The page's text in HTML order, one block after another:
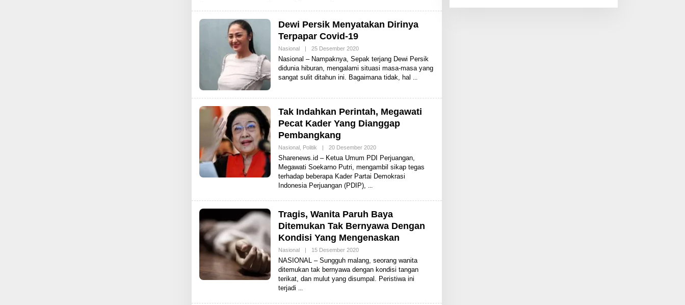
N
E
Dewi Persik Menyatakan Dirinya
Terpapar Covid-19
Nasional | 25 Desember 2020O
E
H
S
R
N
E
W
Nasional – Nampaknya, Sepak terjang Dewi Persik
didunia hiburan, mengalami situasi masa-masa yang
sangat sulit ditahun ini. Bagaimana tidak, hal
Tak Indahkan Perintah, Megawati
Pecat Kader Yang Dianggap
Pembangkang
Nasional, Politik | 20 Desember 2020O
L
E
H
S
N
E
W
Sharenews.id – Ketua Umum PDI Perjuangan,
Megawati Soekarno Putri, mengambil sikap tegas
terhadap beberapa Kader Partai Demokrasi
Indonesia Perjuangan (PDIP),
Tragis, Wanita Paruh Baya
Ditemukan Tak Bernyawa Dengan
Kondisi Yang Mengenaskan
Nasional | 15 Desember 2020O
E
H
S
NASIONAL – Sungguh malang, seorang wanita
ditemukan tak bernyawa dengan kondisi tangan
terikat, dan mulut yang disumpal. Peristiwa ini
terjadi